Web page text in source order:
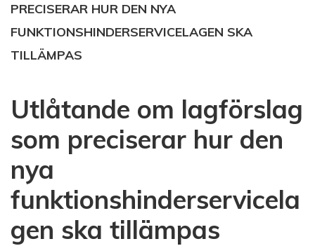
PRECISERAR HUR DEN NYA
FUNKTIONSHINDERSERVICELAGEN SKA
TILLÄMPAS
Utlåtande om lagförslag
som preciserar hur den
nya
funktionshinderservicela
gen ska tillämpas